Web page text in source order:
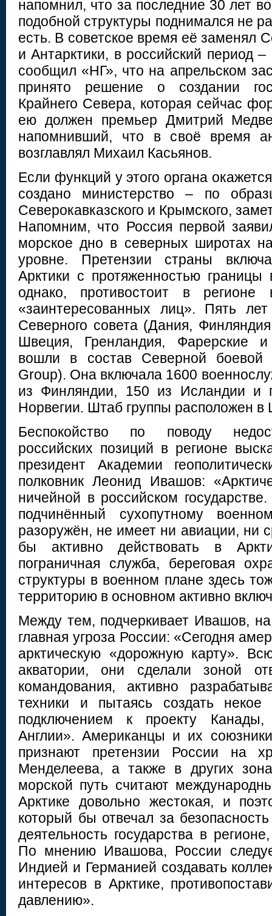
напомнил, что за последние 30 лет
подобной структуры поднимался не
есть. В советское время её заменял
и Антарктики, в российский период
сообщил «НГ», что на апрельском
принято решение о создании
Крайнего Севера, которая сейчас
ею должен премьер Дмитрий
напомнивший, что в своё время
возглавлял Михаил Касьянов.
Если функций у этого органа
создано министерство – по
Северокавказского и Крымского,
Напомним, что Россия первой
морское дно в северных широтах
уровне. Претензии страны
Арктики с протяженностью
однако, противостоит в регионе
«заинтересованных лиц». Пять
Северного совета (Дания,
Швеция, Гренландия, Фарерские
вошли в состав Северной боевой
Group). Она включала 1600
из Финляндии, 150 из Исландии и
Норвегии. Штаб группы расположен в
Беспокойство по поводу
российских позиций в регионе
президент Академии
полковник Леонид Ивашов:
ничейной в российском
подчинённый сухопутному
разоружён, не имеет ни авиации, ни
бы активно действовать в
пограничная служба, береговая
структуры в военном плане здесь
территорию в основном активно
Между тем, подчеркивает Ивашов,
главная угроза России: «Сегодня
арктическую «дорожную карту».
акватории, они сделали зоной
командования, активно
техники и пытаясь создать
подключением к проекту
Англии». Американцы и их
признают претензии России на
Менделеева, а также в других
морской путь считают
Арктике довольно жестокая, и
который бы отвечал за
деятельность государства в
По мнению Ивашова, России
Индией и Германией создавать
интересов в Арктике,
давлению».